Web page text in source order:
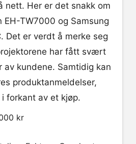
nett. Her er det snakk om
EH-TW7000 og Samsung
Det er verdt å merke seg
har fått svært
av kundene. Samtidig kan
produktanmeldelser,
forkant av et kjøp.
kr